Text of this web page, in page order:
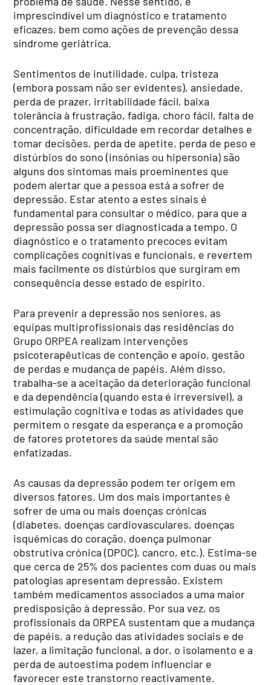
imprescindível um diagnóstico e tratamento
eficazes, bem como ações de prevenção dessa
síndrome geriátrica.
Sentimentos de inutilidade, culpa, tristeza
(embora possam não ser evidentes), ansiedade,
perda de prazer, irritabilidade fácil, baixa
tolerância à frustração, fadiga, choro fácil, falta de
concentração, dificuldade em recordar detalhes e
tomar decisões, perda de apetite, perda de peso e
distúrbios do sono (insónias ou hipersonia) são
alguns dos sintomas mais proeminentes que
podem alertar que a pessoa está a sofrer de
depressão. Estar atento a estes sinais é
fundamental para consultar o médico, para que a
depressão possa ser diagnosticada a tempo. O
diagnóstico e o tratamento precoces evitam
complicações cognitivas e funcionais, e revertem
mais facilmente os distúrbios que surgiram em
consequência desse estado de espírito.
Para prevenir a depressão nos seniores, as
equipas multiprofissionais das residências do
Grupo ORPEA realizam intervenções
psicoterapêuticas de contenção e apoio, gestão
de perdas e mudança de papéis. Além disso,
trabalha-se a aceitação da deterioração funcional
e da dependência (quando esta é irreversível), a
estimulação cognitiva e todas as atividades que
permitem o resgate da esperança e a promoção
de fatores protetores da saúde mental são
enfatizadas.
As causas da depressão podem ter origem em
diversos fatores. Um dos mais importantes é
sofrer de uma ou mais doenças crónicas
(diabetes, doenças cardiovasculares, doenças
isquémicas do coração, doença pulmonar
obstrutiva crónica (DPOC), cancro, etc.). Estima-se
que cerca de 25% dos pacientes com duas ou mais
patologias apresentam depressão. Existem
também medicamentos associados a uma maior
predisposição à depressão. Por sua vez, os
profissionais da ORPEA sustentam que a mudança
de papéis, a redução das atividades sociais e de
lazer, a limitação funcional, a dor, o isolamento e a
perda de autoestima podem influenciar e
favorecer este transtorno reactivamente.